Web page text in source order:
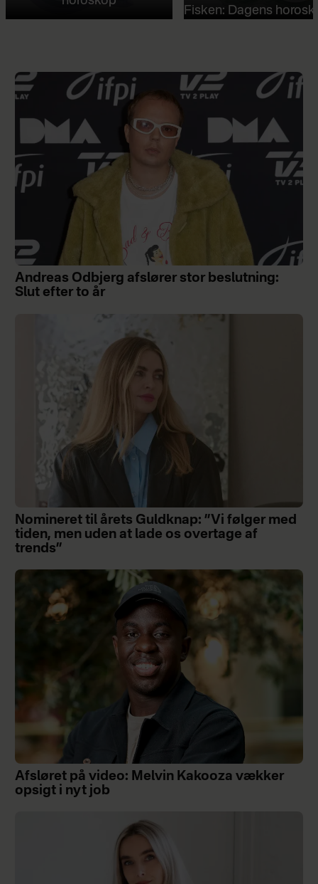
Fisken: Dagens
Andreas Odbjerg afslører stor beslutning:
Slut efter to år
Nomineret til årets Guldknap: ”Vi følger med
tiden, men uden at lade os overtage af
trends”
Afsløret på video: Melvin Kakooza vækker
opsigt i nyt job